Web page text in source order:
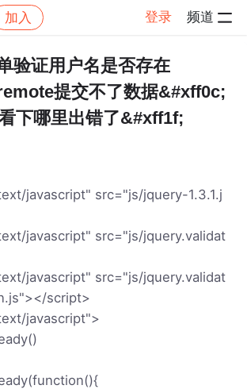
加入 登录 频道
帖子详情
验证用户名是否存在
提交不了数据&#xff0c;
下哪里出错了&#xff1f;
javascript" src="js/jquery-1.3.1.j
javascript" src="js/jquery.validat
javascript" src="js/jquery.validat
script>
javascript">